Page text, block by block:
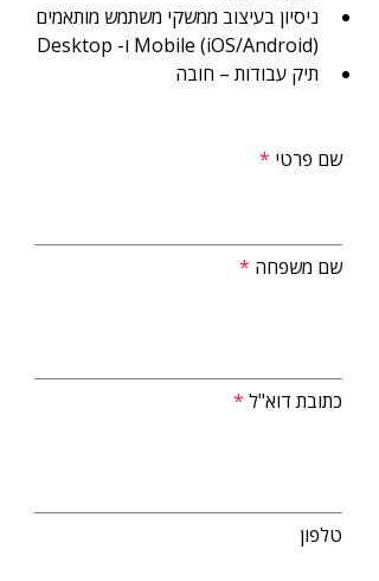
ניסיון בעיצוב ממשקי משתמש מותאמים
Mobile (iOS/Android) ו- Desktop
תיק עבודות – חובה
שם פרטי
שם משפחה
כתובת דוא"ל
טלפון